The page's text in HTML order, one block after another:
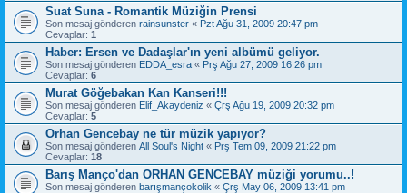
Suat Suna - Romantik Müziğin Prensi
Son mesaj gönderen rainsunster « Pzt Ağu 31, 2009 20:47 pm
Cevaplar: 1
Haber: Ersen ve Dadaşlar'ın yeni albümü geliyor.
Son mesaj gönderen EDDA_esra « Prş Ağu 27, 2009 16:26 pm
Cevaplar: 6
Murat Göğebakan Kan Kanseri!!!
Son mesaj gönderen Elif_Akaydeniz « Çrş Ağu 19, 2009 20:32 pm
Cevaplar: 5
Orhan Gencebay ne tür müzik yapıyor?
Son mesaj gönderen All Soul's Night « Prş Tem 09, 2009 21:22 pm
Cevaplar: 18
Barış Manço'dan ORHAN GENCEBAY müziği yorumu..!
Son mesaj gönderen barışmançokolik « Çrş May 06, 2009 13:41 pm